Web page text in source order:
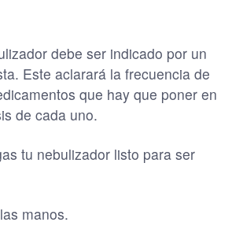
debe ser indicado por un
Este aclarará la frecuencia de
que hay que poner en
de cada uno.
tu nebulizador listo para ser
manos.